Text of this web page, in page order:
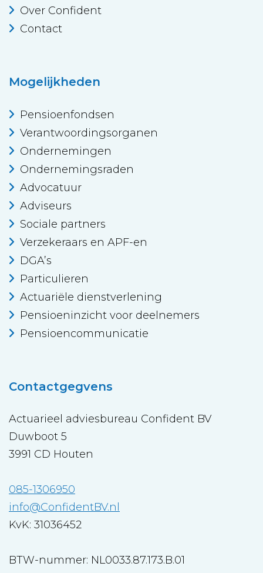
Over Confident
Contact
Mogelijkheden
Pensioenfondsen
Verantwoordingsorganen
Ondernemingen
Ondernemingsraden
Advocatuur
Adviseurs
Sociale partners
Verzekeraars en APF-en
DGA’s
Particulieren
Actuariële dienstverlening
Pensioeninzicht voor deelnemers
Pensioencommunicatie
Contactgegvens
Actuarieel adviesbureau Confident BV
Duwboot 5
3991 CD Houten
085-1306950
info@ConfidentBV.nl
KvK: 31036452
BTW-nummer: NL0033.87.173.B.01